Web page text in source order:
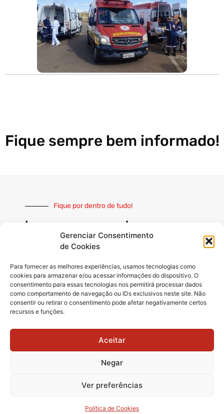
Gerenciar Consentimento
de Cookies
Para fornecer as melhores experiências, usamos tecnologias como
cookies para armazenar e/ou acessar informações do dispositivo. O
consentimento para essas tecnologias nos permitirá processar dados
como comportamento de navegação ou IDs exclusivos neste site. Não
consentir ou retirar o consentimento pode afetar negativamente certos
recursos e funções.
Aceitar
Negar
Ver preferências
Política de Cookies
Fique sempre bem informado!
Fique por dentro de tudo!
Inscreva-se e receba nossas
notícias sempre atualizadas
INSCREVER
© 2025 Matãonet -Todos os direitos reservados.